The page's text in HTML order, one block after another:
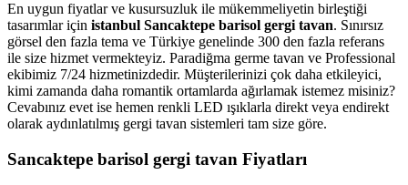
En uygun fiyatlar ve kusursuzluk ile mükemmeliyetin birleştiği
tasarımlar için istanbul Sancaktepe barisol gergi tavan. Sınırsız
görsel den fazla tema ve Türkiye genelinde 300 den fazla referans
ile size hizmet vermekteyiz. Paradiğma germe tavan ve Professional
ekibimiz 7/24 hizmetinizdedir. Müşterilerinizi çok daha etkileyici,
kimi zamanda daha romantik ortamlarda ağırlamak istemez misiniz?
Cevabınız evet ise hemen renkli LED ışıklarla direkt veya endirekt
olarak aydınlatılmış gergi tavan sistemleri tam size göre.
Sancaktepe barisol gergi tavan Fiyatları